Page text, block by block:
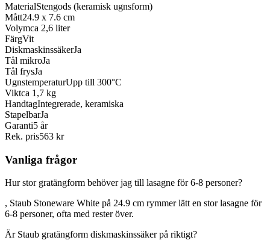
MaterialStengods (keramisk ugnsform)
Mått24.9 x 7.6 cm
Volymca 2,6 liter
FärgVit
DiskmaskinssäkerJa
Tål mikroJa
Tål frysJa
UgnstemperaturUpp till 300°C
Viktca 1,7 kg
HandtagIntegrerade, keramiska
StapelbarJa
Garanti5 år
Rek. pris563 kr
Vanliga frågor
Hur stor gratängform behöver jag till lasagne för 6-8 personer?
, Staub Stoneware White på 24.9 cm rymmer lätt en stor lasagne för
6-8 personer, ofta med rester över.
Är Staub gratängform diskmaskinssäker på riktigt?